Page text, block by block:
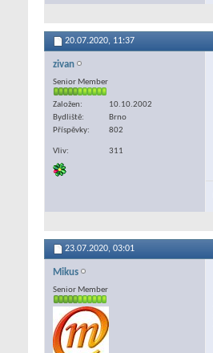
20.07.2020, 11:37
zivan
Senior Member
Založen
10.10.2002
Bydliště
Brno
Příspěvky
802
Vliv 311
23.07.2020, 03:01
Mikus
Senior Member